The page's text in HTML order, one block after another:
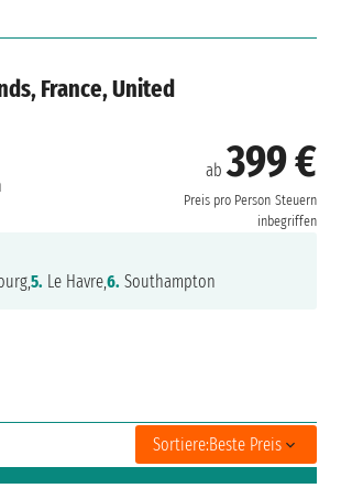
France, United
ab399 €
Preis pro Person Steuern
inbegriffen
5. Le Havre,6. Southampton
Sortiere:Beste Preis